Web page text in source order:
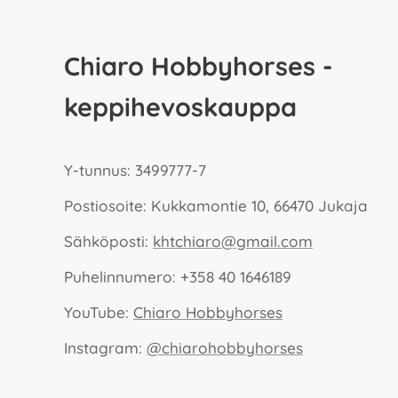
Chiaro Hobbyhorses -
keppihevoskauppa
Y-tunnus: 3499777-7
Postiosoite: Kukkamontie 10, 66470 Jukaja
Sähköposti: khtchiaro@gmail.com
Puhelinnumero: +358 40 1646189
YouTube: Chiaro Hobbyhorses
Instagram: @chiarohobbyhorses